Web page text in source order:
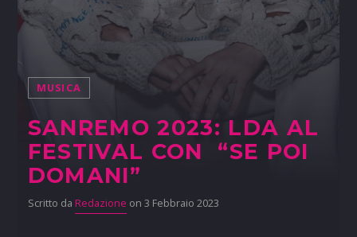
MUSICA
SANREMO 2023: LDA AL
FESTIVAL CON “SE POI
DOMANI”
Scritto da Redazione on 3 Febbraio 2023